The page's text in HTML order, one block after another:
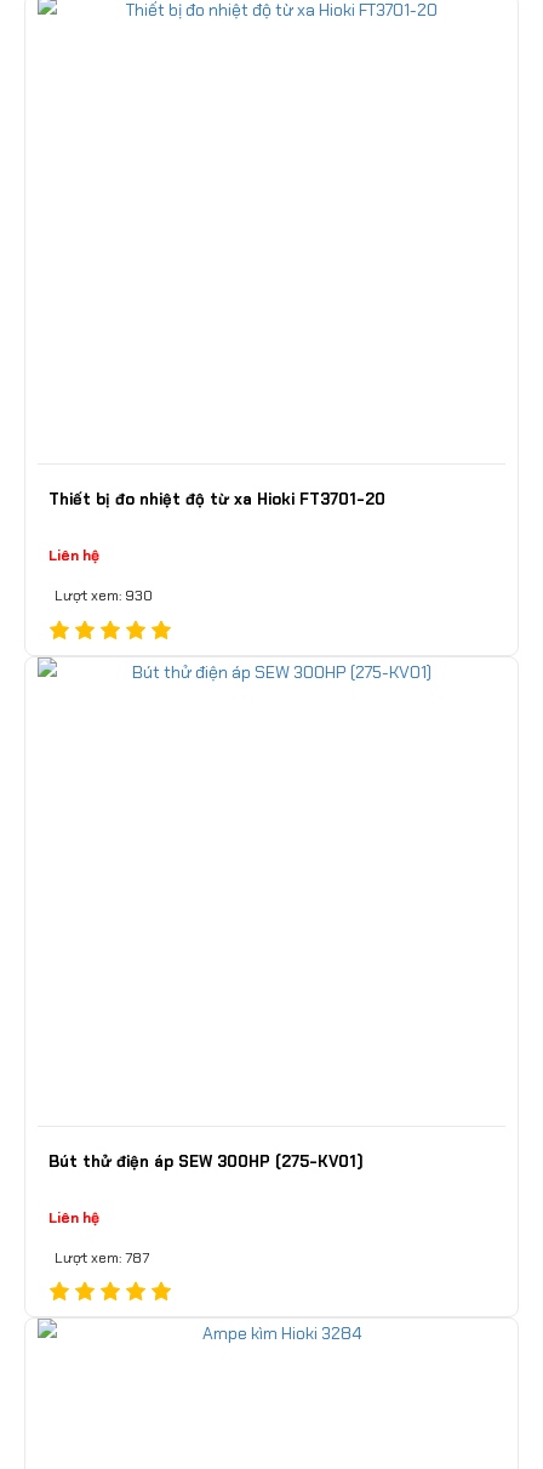
Thiết bị đo nhiệt độ từ xa Hioki FT3701-20
Liên hệ
Lượt xem: 930
Bút thử điện áp SEW 300HP (275-KV01)
Liên hệ
Lượt xem: 787